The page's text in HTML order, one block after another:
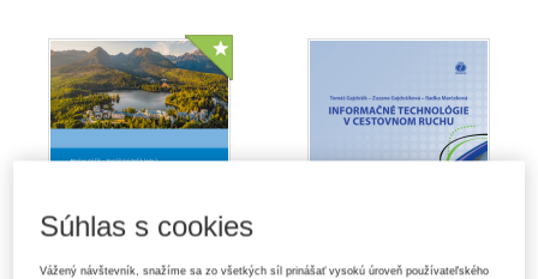
Súhlas s cookies
Vážený návštevník, snažíme sa zo všetkých síl prinášať vysokú úroveň používateľského